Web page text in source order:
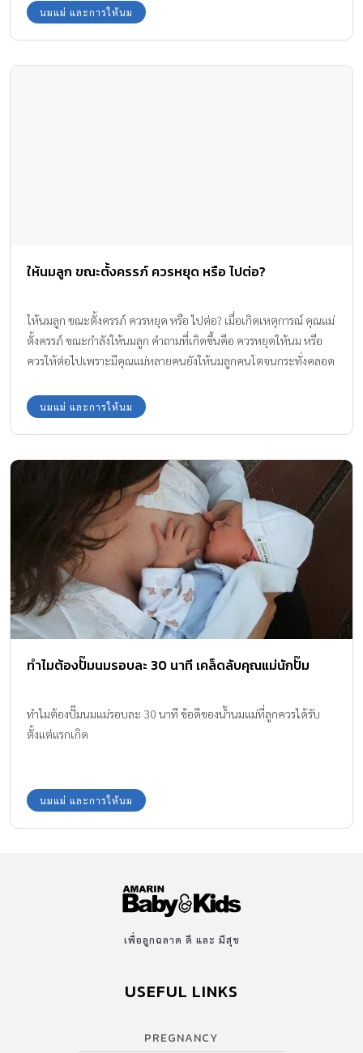
นมแม่ และการให้นม
ให้นมลูก ขณะตั้งครรภ์ ควรหยุด หรือ ไปต่อ?
ให้นมลูก ขณะตั้งครรภ์ ควรหยุด หรือ ไปต่อ? เมื่อเกิดเหตุการณ์ คุณแม่
ตั้งครรภ์ ขณะกำลังให้นมลูก คำถามที่เกิดขึ้นคือ ควรหยุดให้นม หรือ
ควรให้ต่อไปเพราะมีคุณแม่หลายคนยังให้นมลูกคนโตจนกระทั่งคลอด
ใกล้ชิด และความผูกพันอันดีระหว่างพี่น้อง
นมแม่ และการให้นม
ทำไมต้องปั๊มนมรอบละ 30 นาที เคล็ดลับคุณแม่นักปั๊ม
ทำไมต้องปั๊มนมแม่รอบละ 30 นาที ข้อดีของน้ำนมแม่ที่ลูกควรได้รับ
ตั้งแต่แรกเกิด
นมแม่ และการให้นม
เพื่อลูกฉลาด ดี และ มีสุข
USEFUL LINKS
PREGNANCY